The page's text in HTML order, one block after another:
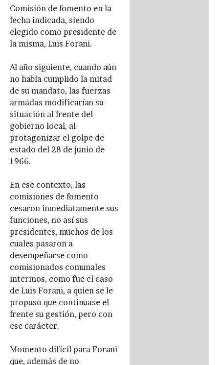
Comisión de fomento en la
fecha indicada, siendo
elegido como presidente de
la misma, Luis Forani.
Al año siguiente, cuando aún
no había cumplido la mitad
de su mandato, las fuerzas
armadas modificarían su
situación al frente del
gobierno local, al
protagonizar el golpe de
estado del 28 de junio de
1966.
En ese contexto, las
comisiones de fomento
cesaron inmediatamente sus
funciones, no así sus
presidentes, muchos de los
cuales pasaron a
desempeñarse como
comisionados comunales
interinos, como fue el caso
de Luis Forani, a quien se le
propuso que continuase el
frente su gestión, pero con
ese carácter.
Momento difícil para Forani
que, además de no